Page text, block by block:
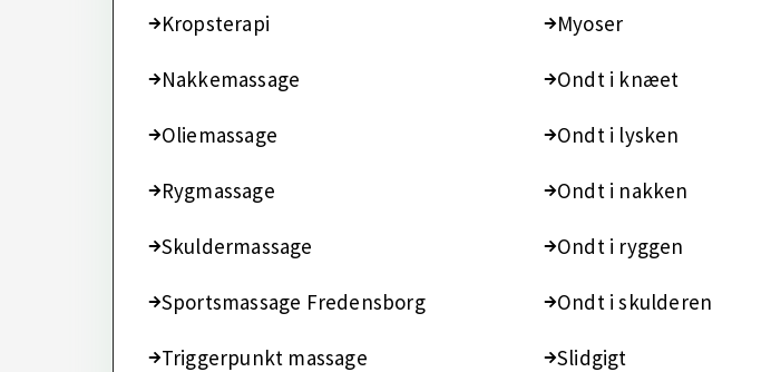
Kropsterapi
Nakkemassage
Oliemassage
Rygmassage
Skuldermassage
Sportsmassage Fredensborg
Triggerpunkt massage
Myoser
Ondt i knæet
Ondt i lysken
Ondt i nakken
Ondt i ryggen
Ondt i skulderen
Slidgigt